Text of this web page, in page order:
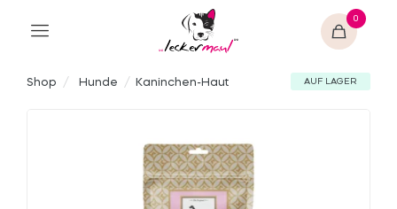
0
Shop / Hunde / Kaninchen-Haut AUF LAGER